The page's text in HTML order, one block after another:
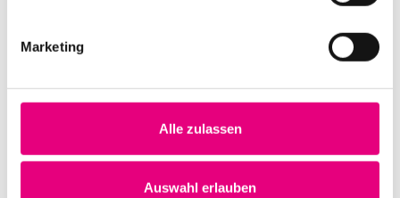
Marketing
Alle zulassen
Auswahl erlauben
Nightmares on Wax